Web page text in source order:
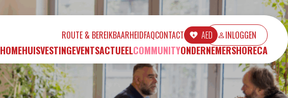
HOMEHUISVESTINGEVENTSACTUEELCOMMUNITYONDERNEMERSHORECA
ROUTE & BEREIKBAARHEIDFAQCONTACT AED INLOGGEN